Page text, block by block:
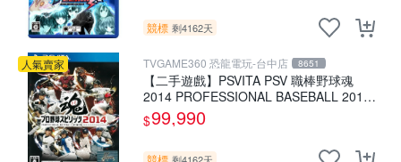
競標 剩4162天
人氣賣家 TVGAME360 恐龍電玩-台中店 8651
【二手遊戲】PSVITA PSV 職棒野球魂
2014 PROFESSIONAL BASEBALL 2014
日文版
$99,990